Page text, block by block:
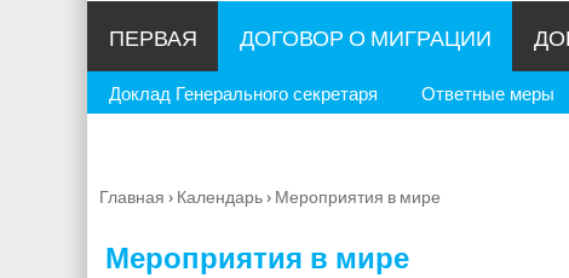
ПЕРВАЯ ДОГОВОР О МИГРАЦИИ
Доклад Генерального секретаря Ответные меры
Вы
Главная › Календарь› Мероприятия в мире
Мероприятия в мире